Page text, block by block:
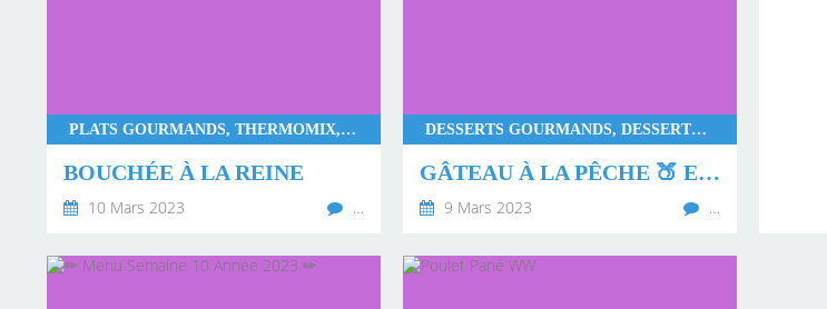
PLATS GOURMANDS, THERMOMIX, MONSIEUR CUISINE CONNECT
BOUCHÉE À LA REINE
10 Mars 2023 …
DESSERTS GOURMANDS, DESSERTS LÉGERS, MONSIEUR CUISINE CONNECT, THERMOMIX, PÂTISSERIES
GÂTEAU À LA PÊCHE 🍑 ET AUX PÉPITES DE CHOCOLAT 🍫
9 Mars 2023 …